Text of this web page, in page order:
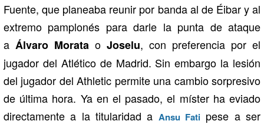
Fuente, que planeaba reunir por banda al de Éibar y al
extremo pamplonés para darle la punta de ataque
a Álvaro Morata o Joselu, con preferencia por el
jugador del Atlético de Madrid. Sin embargo la lesión
del jugador del Athletic permite una cambio sorpresivo
de última hora. Ya en el pasado, el míster ha eviado
directamente a la titularidad a Ansu Fati pese a ser